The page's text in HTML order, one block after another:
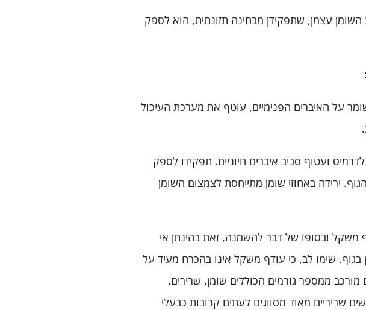
עצמן, שתפקידן מבחינה תזונתית, הוא לספק
על האיברים הפנימיים, עוטף את מערכת העיכול
ועטוף סביב איברים חיוניים. תפקידו לספק
ירידה באחוזי שומן מתייחסת לצמצום השומן
משקל ובסופו של דבר להשמנה, זאת בהינתן אי
שימו לב, כי עודף משקל אינו בהכרח מעיד על
ממספר גורמים הכוללים שומן, שרירים,
שריריים מאוד מסווגים לעתים קרובות כבעלי